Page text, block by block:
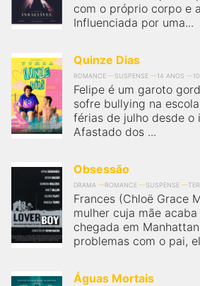
com o próprio corpo e
Influenciada por uma...
Quinze Dias
ROMANCE SUSPENSE 14 ANOS
Felipe é um garoto
sofre bullying na
férias de julho desde o
Afastado dos ...
Obsessão
DRAMA ROMANCE SUSPENSE
Frances (Chloë Grace
mulher cuja mãe
chegada em
problemas com o pai,
Águas Mortais